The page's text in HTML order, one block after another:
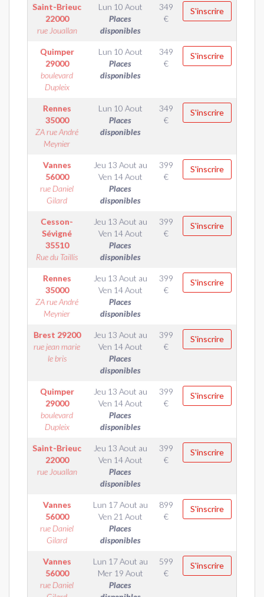
Saint-Brieuc
22000
rue Jouallan
Lun 10 Aout
Places
disponibles
349
€
S'inscrire
Quimper
29000
boulevard
Dupleix
Lun 10 Aout
Places
disponibles
349
€
S'inscrire
Rennes
35000
ZA rue André
Meynier
Lun 10 Aout
Places
disponibles
349
€
S'inscrire
Vannes
56000
rue Daniel
Gilard
Jeu 13 Aout au
Ven 14 Aout
Places
disponibles
399
€
S'inscrire
Cesson-
Sévigné
35510
Rue du Taillis
Jeu 13 Aout au
Ven 14 Aout
Places
disponibles
399
€
S'inscrire
Rennes
35000
ZA rue André
Meynier
Jeu 13 Aout au
Ven 14 Aout
Places
disponibles
399
€
S'inscrire
Brest 29200
rue jean marie
le bris
Jeu 13 Aout au
Ven 14 Aout
Places
disponibles
399
€
S'inscrire
Quimper
29000
boulevard
Dupleix
Jeu 13 Aout au
Ven 14 Aout
Places
disponibles
399
€
S'inscrire
Saint-Brieuc
22000
rue Jouallan
Jeu 13 Aout au
Ven 14 Aout
Places
disponibles
399
€
S'inscrire
Vannes
56000
rue Daniel
Gilard
Lun 17 Aout au
Ven 21 Aout
Places
disponibles
899
€
S'inscrire
Vannes
56000
rue Daniel
Lun 17 Aout au
Mer 19 Aout
Places
599
€
S'inscrire